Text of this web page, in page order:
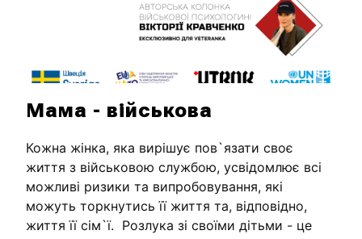
Мама - військова
Кожна жінка, яка вирішує пов`язати своє
життя з військовою службою, усвідомлює всі
можливі ризики та випробовування, які
можуть торкнутись її життя та, відповідно,
життя її сім`ї. Розлука зі своїми дітьми - це